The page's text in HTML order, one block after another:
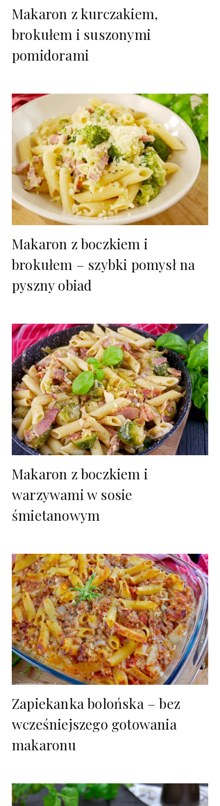
Makaron z kurczakiem,
brokułem i suszonymi
pomidorami
Makaron z boczkiem i
brokułem – szybki pomysł na
pyszny obiad
Makaron z boczkiem i
warzywami w sosie
śmietanowym
Zapiekanka bolońska – bez
wcześniejszego gotowania
makaronu